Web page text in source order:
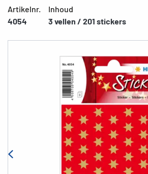
Artikelnr.
4054
Inhoud
3 vellen / 201 stickers